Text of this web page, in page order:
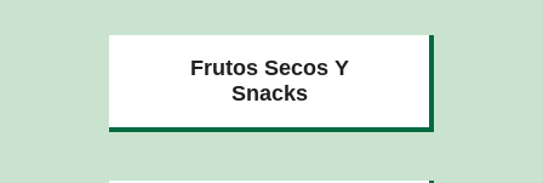
Frutos Secos Y
Snacks